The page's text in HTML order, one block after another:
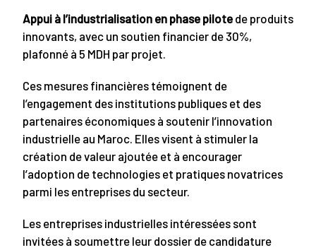
Appui à l’industrialisation en phase pilote de produits
innovants, avec un soutien financier de 30%,
plafonné à 5 MDH par projet.
Ces mesures financières témoignent de
l’engagement des institutions publiques et des
partenaires économiques à soutenir l’innovation
industrielle au Maroc. Elles visent à stimuler la
création de valeur ajoutée et à encourager
l’adoption de technologies et pratiques novatrices
parmi les entreprises du secteur.
Les entreprises industrielles intéressées sont
invitées à soumettre leur dossier de candidature